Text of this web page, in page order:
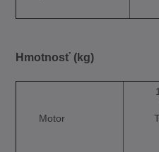
Hmotnosť (kg)
Motor